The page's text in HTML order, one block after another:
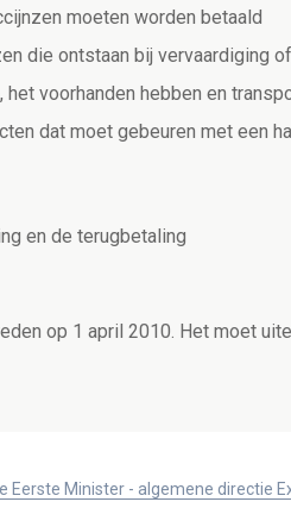
moeten worden betaald
die ontstaan bij vervaardiging
het voorhanden hebben en
dat moet gebeuren met een
en de terugbetaling
op 1 april 2010. Het moet
Eerste Minister - algemene directie